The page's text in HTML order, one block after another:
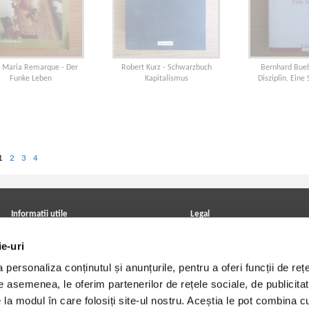
uri
personaliza conținutul și anunțurile, pentru a oferi funcții de
asemenea, le oferim partenerilor de rețele sociale, de
modul în care folosiți site-ul nostru. Aceștia le pot combina
Maria Remarque - Der
Funke Leben
Robert Kurz - Schwarzbuch
Kapitalismus
Bernhard
Disziplin. Eine
2 3 4
Informatii utile
Achizitii viniluri, casete, CD/DVD
Cum cumpar?
Politica de livrare
Retur comenzi
Angajari - Cariere
Legal
Termeni si conditii
Utilizare cookie-uri